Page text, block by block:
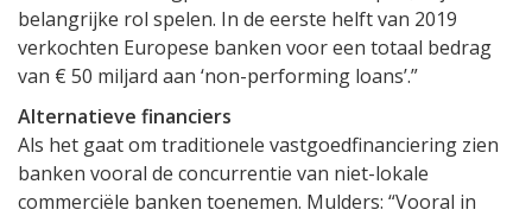
belangrijke rol spelen. In de eerste helft van 2019
verkochten Europese banken voor een totaal bedrag
van € 50 miljard aan ‘non-performing loans’.”
Alternatieve financiers
Als het gaat om traditionele vastgoedfinanciering zien
banken vooral de concurrentie van niet-lokale
commerciële banken toenemen. Mulders: “Vooral in